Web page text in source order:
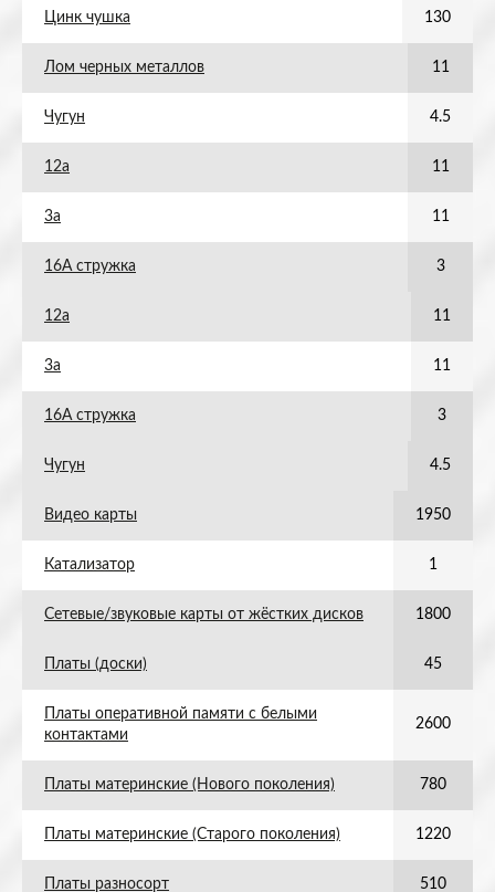
Цинк чушка 130
Лом черных металлов 11
Чугун 4.5
12а 11
3а 11
16А стружка 3
12а 11
3а 11
16А стружка 3
Чугун 4.5
Видео карты 1950
Катализатор 1
Сетевые/звуковые карты от жёстких дисков 1800
Платы (доски) 45
Платы оперативной памяти с белыми
контактами
2600
Платы материнские (Нового поколения) 780
Платы материнские (Старого поколения) 1220
Платы разносорт 510